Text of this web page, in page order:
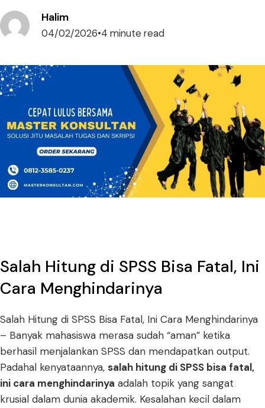
Halim
04/02/2026•4 minute read
Salah Hitung di SPSS Bisa Fatal, Ini
Cara Menghindarinya
Salah Hitung di SPSS Bisa Fatal, Ini Cara Menghindarinya
– Banyak mahasiswa merasa sudah “aman” ketika
berhasil menjalankan SPSS dan mendapatkan output.
Padahal kenyataannya, salah hitung di SPSS bisa fatal,
ini cara menghindarinya adalah topik yang sangat
krusial dalam dunia akademik. Kesalahan kecil dalam